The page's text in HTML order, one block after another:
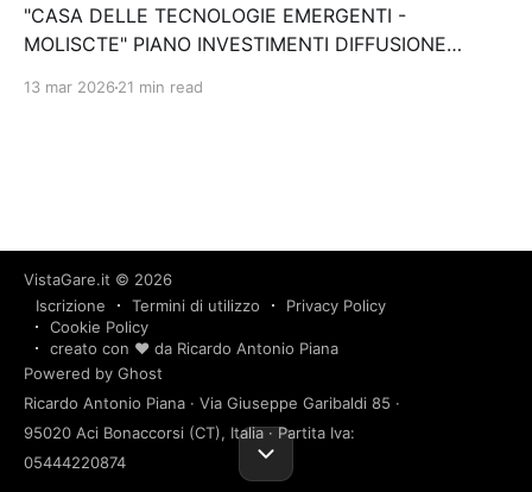
"CASA DELLE TECNOLOGIE EMERGENTI -
MOLISCTE" PIANO INVESTIMENTI DIFFUSIONE
13 mar 2026 21 min read
VistaGare.it © 2026
Iscrizione
Termini di utilizzo
Privacy Policy
Cookie Policy
creato con ❤️ da Ricardo Antonio Piana
Powered by Ghost
Ricardo Antonio Piana · Via Giuseppe Garibaldi 85 ·
95020 Aci Bonaccorsi (CT), Italia · Partita Iva:
05444220874